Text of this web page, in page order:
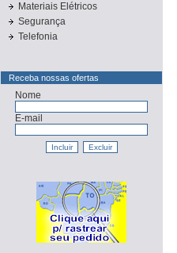
Materiais Elétricos
Segurança
Telefonia
Receba nossas ofertas
Nome
E-mail